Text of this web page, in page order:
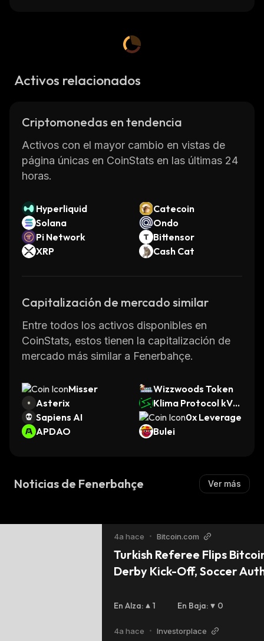
Activos relacionados
Criptomonedas en tendencia
Activos con el mayor cambio en vistas de
página únicas en CoinStats en las últimas 24
horas.
Hyperliquid
Catecoin
Solana
Ondo
Pi Network
Bittensor
XRP
Cash Cat
Capitalización de mercado similar
Entre todos los activos disponibles en
CoinStats, estos tienen la capitalización de
mercado más similar a Fenerbahçe.
Misser
Wizzwoods Token
Asterix
Klima Protocol kVC
M
Sapiens AI
0x Leverage
APDAO
Bulei
Noticias de Fenerbahçe Ver más
4a hace • Bitcoin.com
Turkish Referee Flips
Derby Kick-Off, Soccer
En Alza: 1 En Baja: 0
4a hace • Investorplace